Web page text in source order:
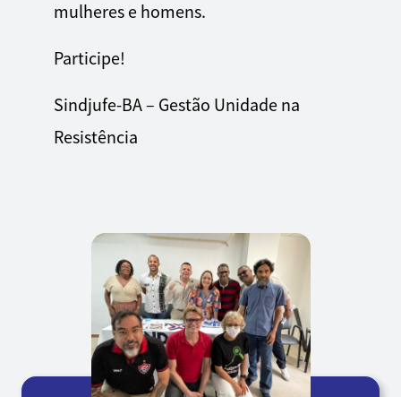
mulheres e homens.
Participe!
Sindjufe-BA – Gestão Unidade na
Resistência